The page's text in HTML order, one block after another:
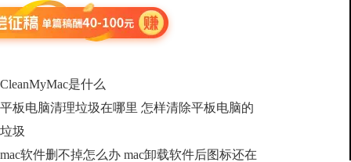
热门文章
CleanMyMac是什么
平板电脑清理垃圾在哪里 怎样清除平板电脑的
垃圾
mac软件删不掉怎么办 mac卸载软件后图标还在